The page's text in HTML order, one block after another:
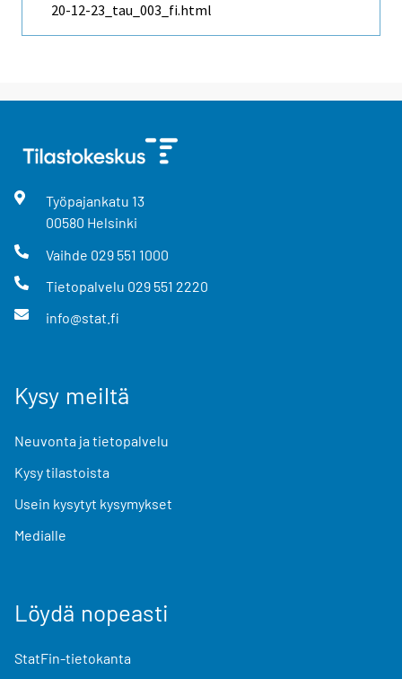
20-12-23_tau_003_fi.html
Työpajankatu 13
00580 Helsinki
Vaihde 029 551 1000
Tietopalvelu 029 551 2220
info@stat.fi
Kysy meiltä
Neuvonta ja tietopalvelu
Kysy tilastoista
Usein kysytyt kysymykset
Medialle
Löydä nopeasti
StatFin-tietokanta